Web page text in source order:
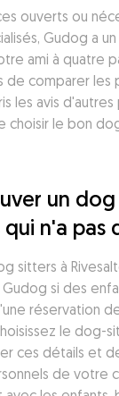
ouverts ou
Gudog a
ami à quatre
de comparer les
les avis
choisir le bon
un
qui n'a pas
sitters à
Gudog si des
réservation
le dog-
ces détails et
de votre